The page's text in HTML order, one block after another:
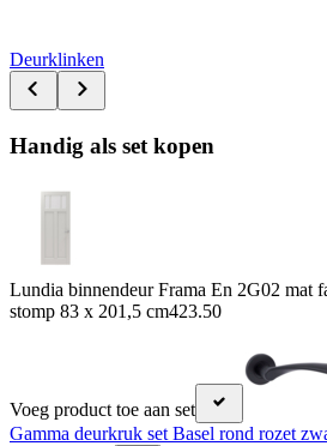
Deurklinken
Handig als set kopen
Lundia binnendeur Frama En 2G02 mat
stomp 83 x 201,5 cm423.50
Voeg product toe aan set
Gamma deurkruk set Basel rond rozet